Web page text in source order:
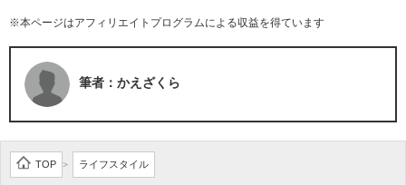
※本ページはアフィリエイトプログラムによる収益を得ています
筆者：かえざくら
TOP > ライフスタイル